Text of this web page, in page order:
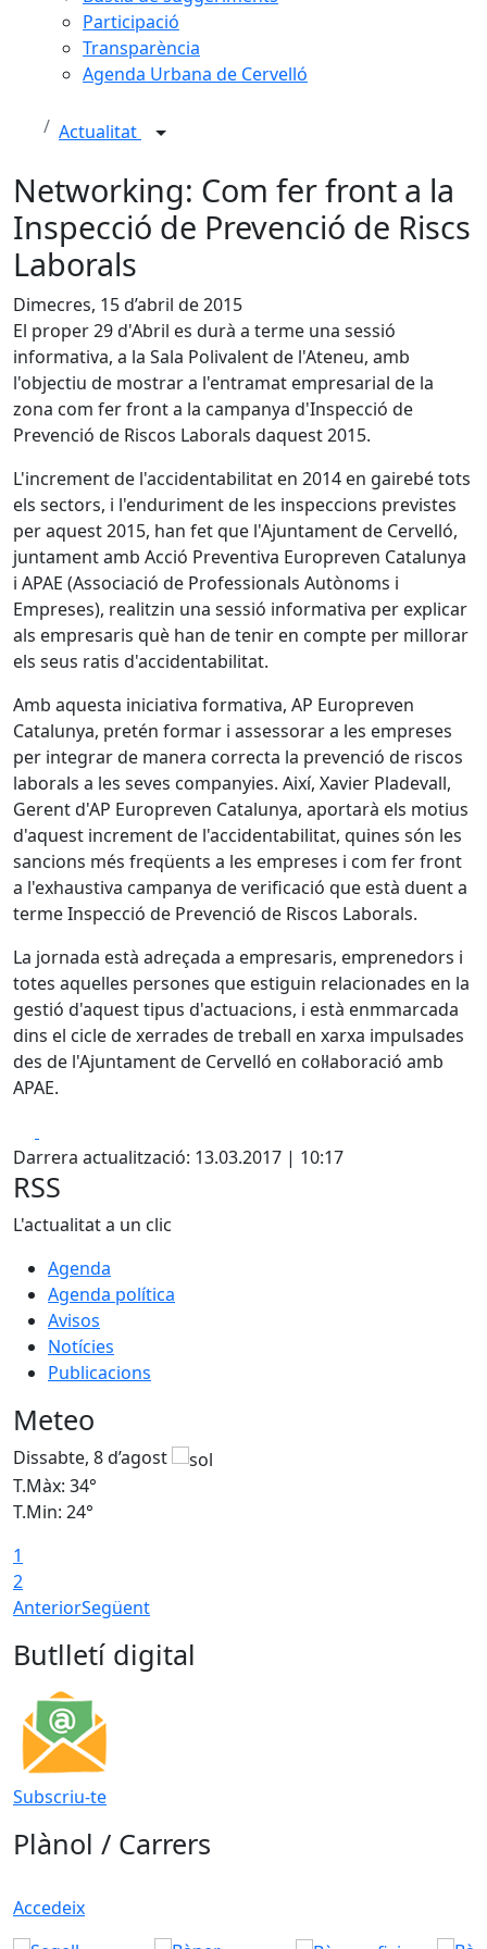
Participació
Transparència
Agenda Urbana de Cervelló
Actualitat
Networking: Com fer front a la
Inspecció de Prevenció de Riscs
Laborals
Dimecres, 15 d’abril de 2015
El proper 29 d'Abril es durà a terme una sessió
informativa, a la Sala Polivalent de l'Ateneu, amb
l'objectiu de mostrar a l'entramat empresarial de la
zona com fer front a la campanya d'Inspecció de
Prevenció de Riscos Laborals daquest 2015.
L'increment de l'accidentabilitat en 2014 en gairebé tots
els sectors, i l'enduriment de les inspeccions previstes
per aquest 2015, han fet que l'Ajuntament de Cervelló,
juntament amb Acció Preventiva Europreven Catalunya
i APAE (Associació de Professionals Autònoms i
Empreses), realitzin una sessió informativa per explicar
als empresaris què han de tenir en compte per millorar
els seus ratis d'accidentabilitat.
Amb aquesta iniciativa formativa, AP Europreven
Catalunya, pretén formar i assessorar a les empreses
per integrar de manera correcta la prevenció de riscos
laborals a les seves companyies. Així, Xavier Pladevall,
Gerent d'AP Europreven Catalunya, aportarà els motius
d'aquest increment de l'accidentabilitat, quines són les
sancions més freqüents a les empreses i com fer front
a l'exhaustiva campanya de verificació que està duent a
terme Inspecció de Prevenció de Riscos Laborals.
La jornada està adreçada a empresaris, emprenedors i
totes aquelles persones que estiguin relacionades en la
gestió d'aquest tipus d'actuacions, i està enmmarcada
dins el cicle de xerrades de treball en xarxa impulsades
des de l'Ajuntament de Cervelló en col·laboració amb
APAE.
Darrera actualització: 13.03.2017 | 10:17
RSS
L'actualitat a un clic
Agenda
Agenda política
Avisos
Notícies
Publicacions
Meteo
Dissabte, 8 d’agost
T.Màx: 34°
T.Min: 24°
1
2
AnteriorSegüent
Butlletí digital
Subscriu-te
Plànol / Carrers
Accedeix